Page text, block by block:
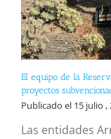
El equipo de la
proyectos
Publicado el 15 julio ,
Las entidades